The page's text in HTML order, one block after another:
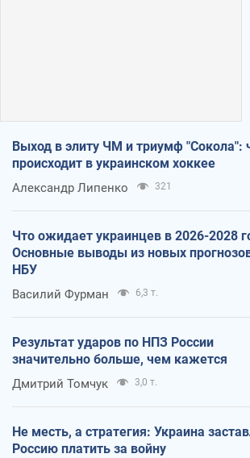
Выход в элиту ЧМ и триумф "Сокола":
происходит в украинском хоккее
Александр Липенко 321
Что ожидает украинцев в 2026-2028
Основные выводы из новых
НБУ
Василий Фурман 6,3 т.
Результат ударов по НПЗ России
значительно больше, чем кажется
Дмитрий Томчук 3,0 т.
Не месть, а стратегия: Украина
Россию платить за войну